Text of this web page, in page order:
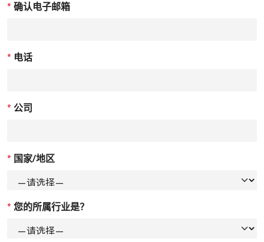
* 确认电子邮箱
* 电话
* 公司
* 国家/地区
* 您的所属行业是？